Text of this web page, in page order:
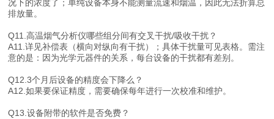
况下的浓度了；单纯设备本身不能测量流速和烟温，因此无法折算总
排放量。
Q11.高温烟气分析仪哪些组分间有交叉干扰/吸收干扰？
A11.详见补偿表（横向对纵向有干扰）；具体干扰量可见表格。需注
意的是：因为光学元器件的关系，每台设备的干扰都有差别。
Q12.3个月后设备的精度会下降么？
A12.如果要保证精度，需要确保每年进行一次校准和维护。
Q13.设备附带的软件是否免费？